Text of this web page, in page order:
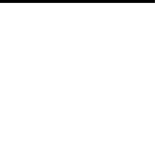
Kontakte